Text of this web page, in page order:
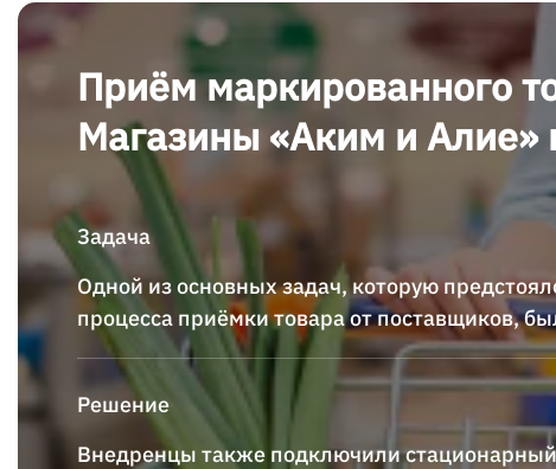
Приём маркированного
Магазины «Аким и Алие»
Задача
Одной из основных задач, которую
процесса приёмки товара от поставщиков,
Решение
Внедренцы также подключили стационарный